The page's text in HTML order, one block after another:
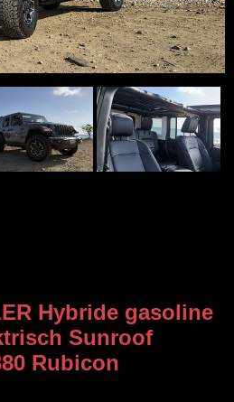
Hybride gasoline
Sunroof
Rubicon